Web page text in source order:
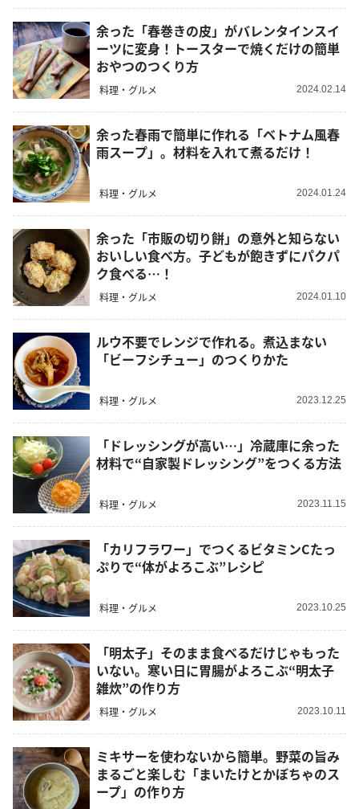
余った「春巻きの皮」がバレンタインスイ
ーツに変身！トースターで焼くだけの簡単
おやつのつくり方
料理・グルメ 2024.02.14
余った春雨で簡単に作れる「ベトナム風春
雨スープ」。材料を入れて煮るだけ！
料理・グルメ 2024.01.24
余った「市販の切り餅」の意外と知らない
おいしい食べ方。子どもが飽きずにパクパ
ク食べる…！
料理・グルメ 2024.01.10
ルウ不要でレンジで作れる。煮込まない
「ビーフシチュー」のつくりかた
料理・グルメ 2023.12.25
「ドレッシングが高い…」冷蔵庫に余った
材料で“自家製ドレッシング”をつくる方法
料理・グルメ 2023.11.15
「カリフラワー」でつくるビタミンCたっ
ぷりで“体がよろこぶ”レシピ
料理・グルメ 2023.10.25
「明太子」そのまま食べるだけじゃもった
いない。寒い日に胃腸がよろこぶ“明太子
雑炊”の作り方
料理・グルメ 2023.10.11
ミキサーを使わないから簡単。野菜の旨み
まるごと楽しむ「まいたけとかぼちゃのス
ープ」の作り方